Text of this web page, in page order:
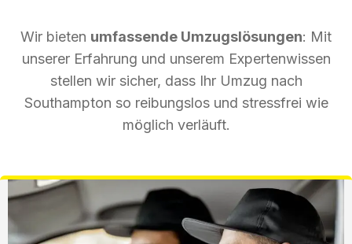
Wir bieten umfassende Umzugslösungen: Mit
unserer Erfahrung und unserem Expertenwissen
stellen wir sicher, dass Ihr Umzug nach
Southampton so reibungslos und stressfrei wie
möglich verläuft.